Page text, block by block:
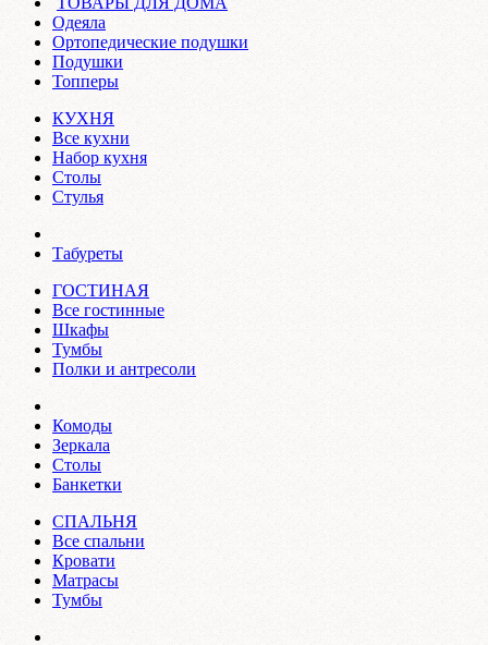
Одеяла
Ортопедические подушки
Подушки
Топперы
КУХНЯ
Все кухни
Набор кухня
Столы
Стулья
Табуреты
ГОСТИНАЯ
Все гостинные
Шкафы
Тумбы
Полки и антресоли
Комоды
Зеркала
Столы
Банкетки
СПАЛЬНЯ
Все спальни
Кровати
Матрасы
Тумбы